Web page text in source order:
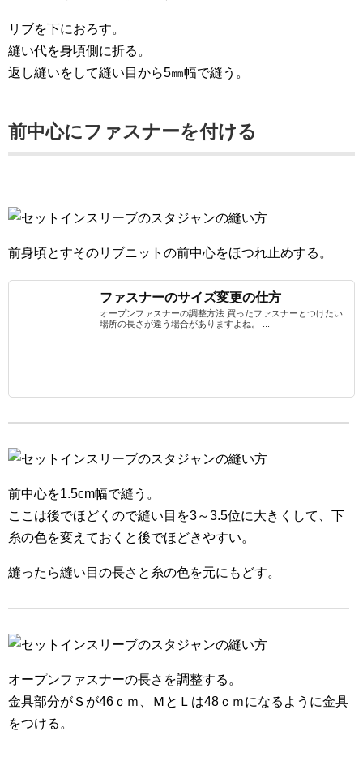
リブを下におろす。
縫い代を身頃側に折る。
返し縫いをして縫い目から5㎜幅で縫う。
前中心にファスナーを付ける
前身頃とすそのリブニットの前中心をほつれ止めする。
ファスナーのサイズ変更の仕方
オープンファスナーの調整方法 買ったファスナーとつけたい
場所の長さが違う場合がありますよね。 ...
前中心を1.5cm幅で縫う。
ここは後でほどくので縫い目を3～3.5位に大きくして、下
糸の色を変えておくと後でほどきやすい。
縫ったら縫い目の長さと糸の色を元にもどす。
オープンファスナーの長さを調整する。
金具部分がＳが46ｃｍ、ＭとＬは48ｃｍになるように金具
をつける。